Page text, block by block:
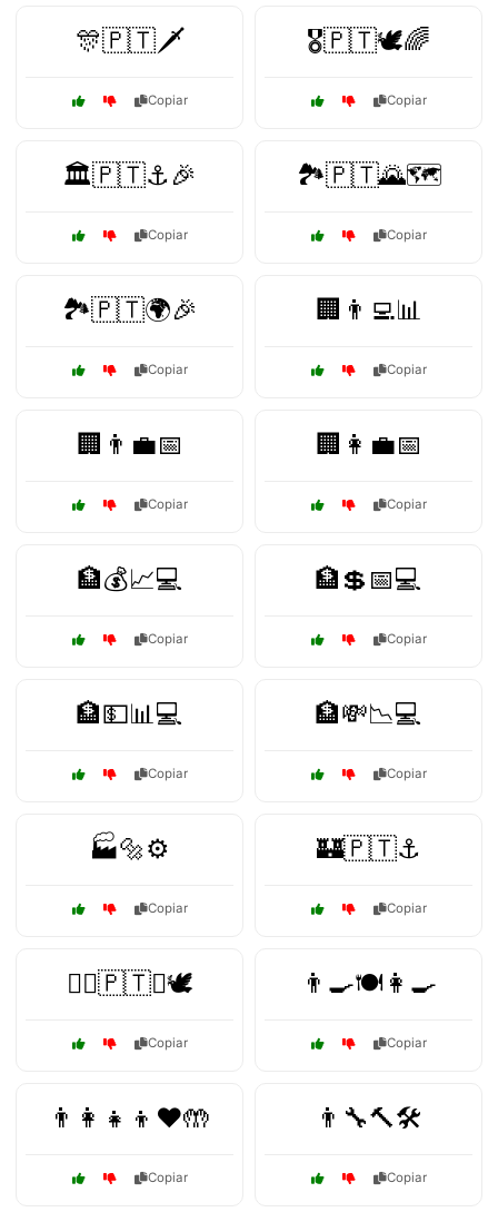
🎊🇵🇹🗡️
Copiar
🎖️🇵🇹🕊️🌈
Copiar
🏛️🇵🇹⚓🎉
Copiar
🏞️🇵🇹🌄🗺️
Copiar
🏞️🇵🇹🌍🎉
Copiar
🏢👨‍💻📊
Copiar
🏢👨‍💼📅
Copiar
🏢👩‍💼📅
Copiar
🏦💰📈💻
Copiar
🏦💲📅💻
Copiar
🏦💵📊💻
Copiar
🏦💸📉💻
Copiar
🏭🔩⚙️
Copiar
🏰🇵🇹⚓
Copiar
🏴‍☠️🇵🇹⚔️🕊️
Copiar
👨‍🍳🍽️👩‍🍳
Copiar
👨‍👩‍👧‍👦❤️🤲
Copiar
👨‍🔧🔨🛠️
Copiar